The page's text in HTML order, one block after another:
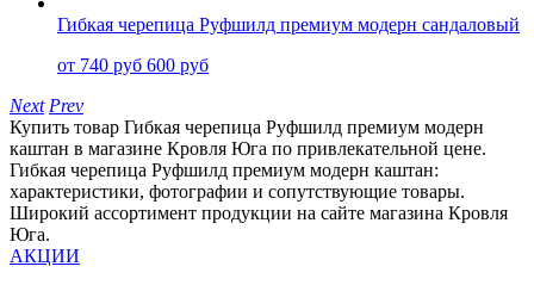
Гибкая черепица Руфшилд премиум модерн сандаловый
от 740 руб 600 руб
Next Prev
Купить товар Гибкая черепица Руфшилд премиум модерн
каштан в магазине Кровля Юга по привлекательной цене.
Гибкая черепица Руфшилд премиум модерн каштан:
характеристики, фотографии и сопутствующие товары.
Широкий ассортимент продукции на сайте магазина Кровля
Юга.
АКЦИИ